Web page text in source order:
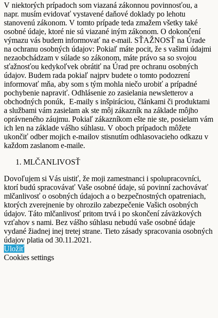
V niektorých prípadoch som viazaná zákonnou povinnosťou, a
napr. musím evidovať vystavené daňové doklady po lehotu
stanovenú zákonom. V tomto prípade teda zmažem všetky také
osobné údaje, ktoré nie sú viazané iným zákonom. O dokončení
výmazu vás budem informovať na e-mail. SŤAŽNOSŤ na Úrade
na ochranu osobných údajov: Pokiaľ máte pocit, že s vašimi údajmi
nezaobchádzam v súlade so zákonom, máte právo sa so svojou
sťažnosťou kedykoľvek obrátiť na Úrad pre ochranu osobných
údajov. Budem rada pokiaľ najprv budete o tomto podozrení
informovať mňa, aby som s tým mohla niečo urobiť a prípadné
pochybenie napraviť. Odhlásenie zo zasielania newsletterov a
obchodných ponúk, E-maily s inšpiráciou, článkami či produktami
a službami vám zasielam ak ste môj zákazník na základe môjho
oprávneného záujmu. Pokiaľ zákazníkom ešte nie ste, posielam vám
ich len na základe vášho súhlasu. V oboch prípadoch môžete
ukončiť odber mojich e-mailov stisnutím odhlasovacieho odkazu v
každom zaslanom e-maile.
MLČANLIVOSŤ
Dovoľujem si Vás uistiť, že moji zamestnanci i spolupracovníci,
ktorí budú spracovávať Vaše osobné údaje, sú povinní zachovávať
mlčanlivosť o osobných údajoch a o bezpečnostných opatreniach,
ktorých zverejnenie by ohrozilo zabezpečenie Vašich osobných
údajov. Táto mlčanlivosť pritom trvá i po skončení záväzkových
vzťahov s nami. Bez vášho súhlasu nebudú vaše osobné údaje
vydané žiadnej inej tretej strane. Tieto zásady spracovania osobných
údajov platia od 30.11.2021.
Uložiť
Cookies settings